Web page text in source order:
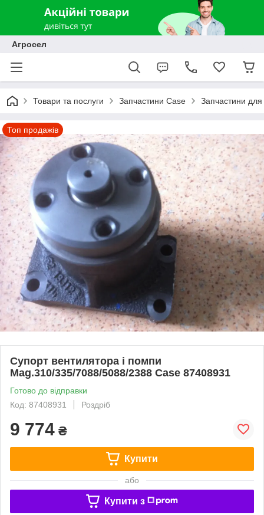
Агросел
Товари та послуги Запчастини Case Запчастини для
Топ продажів
Супорт вентилятора і помпи
Mag.310/335/7088/5088/2388 Case 87408931
Готово до відправки
Код: 87408931
Роздріб
9 774 ₴
Купити
або
Купити з